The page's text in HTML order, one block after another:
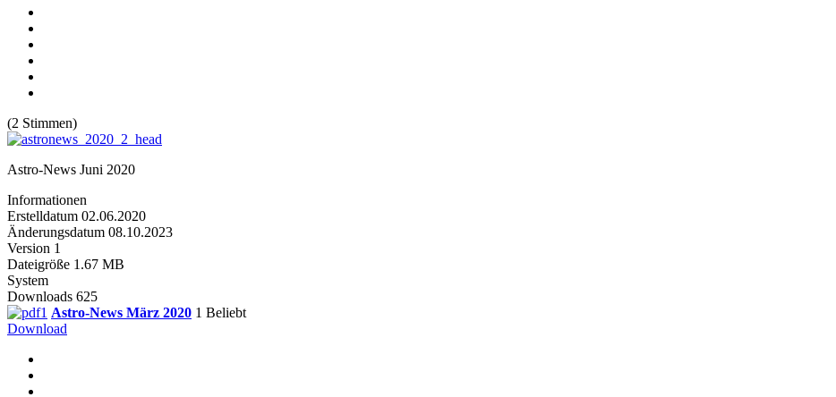
(2 Stimmen)
Astro-News Juni 2020
Informationen
Erstelldatum 02.06.2020
Änderungsdatum 08.10.2023
Version 1
Dateigröße 1.67 MB
System
Downloads 625
Astro-News März 2020 1 Beliebt
Download